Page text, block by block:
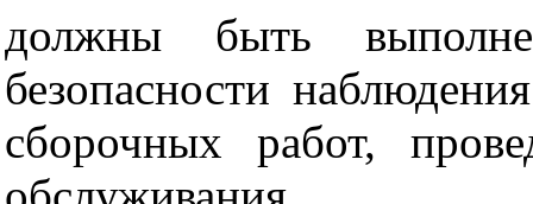
должны быть
безопасности
сборочных работ,